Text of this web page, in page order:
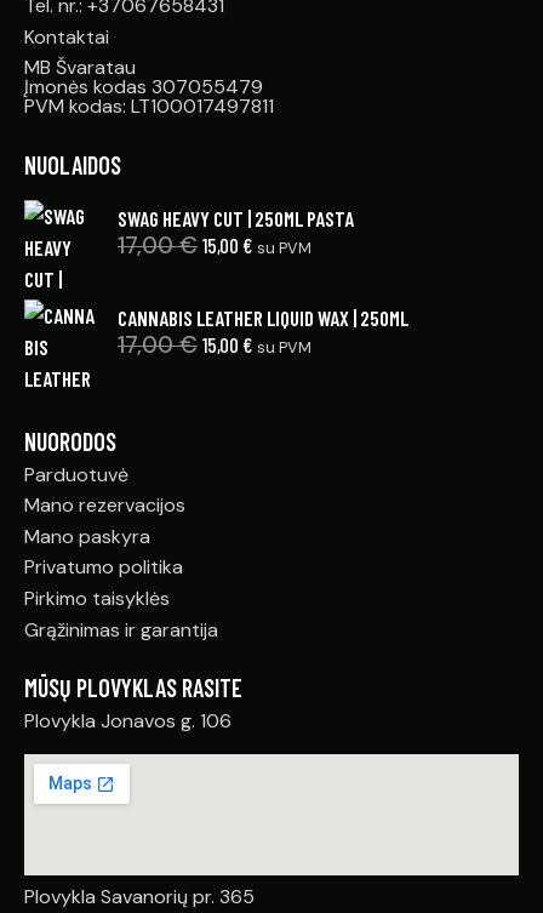
Tel. nr.: +37067658431
Kontaktai
MB Švaratau
Įmonės kodas 307055479
PVM kodas: LT100017497811
NUOLAIDOS
SWAG HEAVY CUT | 250ML PASTA
17,00€ 15,00 € su PVM
CANNABIS LEATHER LIQUID WAX | 250ML
17,00€ 15,00 € su PVM
NUORODOS
Parduotuvė
Mano rezervacijos
Mano paskyra
Privatumo politika
Pirkimo taisyklės
Grąžinimas ir garantija
MŪSŲ PLOVYKLAS RASITE
Plovykla Jonavos g. 106
Plovykla Savanorių pr. 365